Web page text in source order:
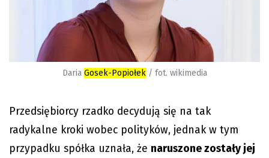
Daria Gosek-Popiołek/ fot. wikimedia
Przedsiębiorcy rzadko decydują się na tak
radykalne kroki wobec polityków, jednak w tym
przypadku spółka uznała, że naruszone zostały jej